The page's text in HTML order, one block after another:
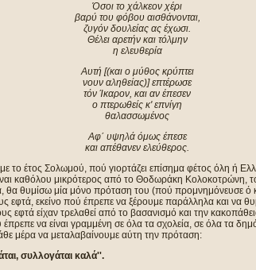
Όσοι το χάλκεον χέρι
βαρύ του φόβου αισθάνονται,
ζυγόν δουλείας ας έχωσι.
Θέλει αρετήν και τόλμην
η ελευθερία
Αυτή [(και ο μύθος κρύπτει
νουν αληθείας)] επτέρωσε
τόν Ίκαρον, και αν έπεσεν
ο πτερωθείς κ' επνίγη
θαλασσωμένος
Αφ΄ υψηλά όμως έπεσε
και απέθανεν ελεύθερος.
το έτος Σολωμού, πού γιορτάζει επίσημα φέτος όλη ή
καθόλου μικρότερος από το Θοδωράκη Κολοκοτρώνη,
θα θυμίσω μία μόνο πρόταση του (πού προμνημόνευσε ό
εφτά, εκείνο πού έπρεπε να ξέρουμε παράλληλα και να
εφτά είχαν τρελαθεί από το βασανισμό και την
να είναι γραμμένη σε όλα τα σχολεία, σε όλα τα
μέρα να μεταλαβαίνουμε αύτη την πρόταση:
συλλογάται καλά''.